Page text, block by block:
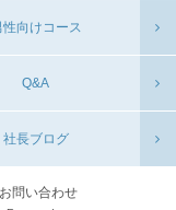
性向けコース
Q&A
社長ブログ
お問い合わせ